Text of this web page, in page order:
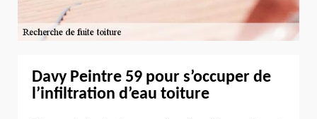
Davy Peintre 59 pour s’occuper de
l’infiltration d’eau toiture